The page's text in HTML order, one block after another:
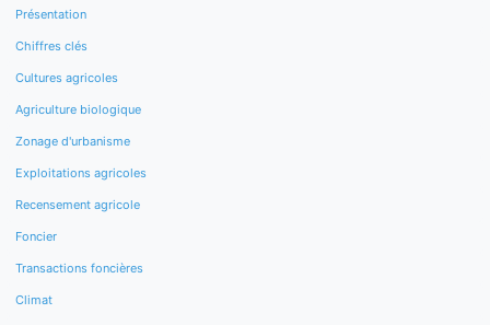
Présentation
Chiffres clés
Cultures agricoles
Agriculture biologique
Zonage d'urbanisme
Exploitations agricoles
Recensement agricole
Foncier
Transactions foncières
Climat